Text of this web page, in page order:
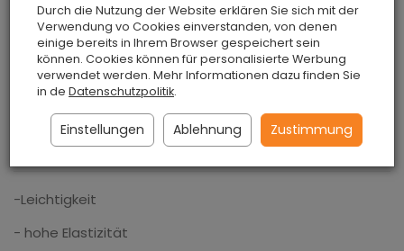
- sowie: Fischerei (Rutenhalter), Möbelindustrie (Liner
und Veneers), Automobilindustrie (Korkpads und
Spacer), Modellbau, Elemente von Musikinstrumenten,
Elemente von elektromechanischen Geräten, Elemente
von Spielzeug und viele andere.
Vorteile des angebotenen Korks
-Leichtigkeit
- hohe Elastizität
Durch die Nutzung der Website erklären Sie sich mit der
Verwendung vo Cookies einverstanden, von denen
einige bereits in Ihrem Browser gespeichert sein
können. Cookies können für personalisierte Werbung
verwendet werden. Mehr Informationen dazu finden Sie
in de Datenschutzpolitik.
Einstellungen Ablehnung Zustimmung